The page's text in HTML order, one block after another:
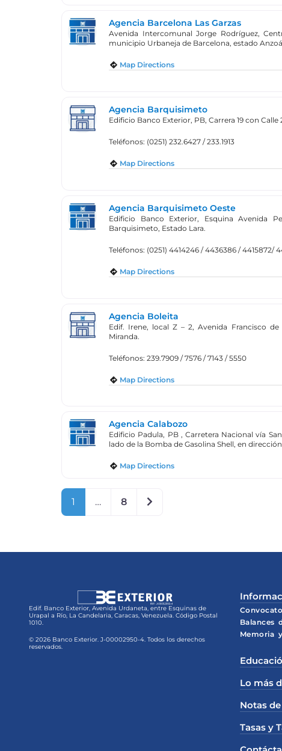
Agencia Barcelona Las Garzas
Avenida Intercomunal Jorge Rodríguez,
municipio Urbaneja de Barcelona, estado
Map Directions
Agencia Barquisimeto
Edificio Banco Exterior, PB, Carrera 19 con
Teléfonos: (0251) 232.6427 / 233.1913
Map Directions
Agencia Barquisimeto Oeste
Edificio Banco Exterior, Esquina Avenida
Barquisimeto, Estado Lara.
Teléfonos: (0251) 4414246 / 4436386 / 4415872/
Map Directions
Agencia Boleita
Edif. Irene, local Z – 2, Avenida Francisco
Miranda.
Teléfonos: 239.7909 / 7576 / 7143 / 5550
Map Directions
Agencia Calabozo
Edificio Padula, PB , Carretera Nacional vía
lado de la Bomba de Gasolina Shell, en
Map Directions
1 … 8 Older posts
Edif. Banco Exterior, Avenida Urdaneta, entre Esquinas de
Urapal a Río, La Candelaria, Caracas, Venezuela. Código Postal
1010.
© 2026 Banco Exterior. J-00002950-4. Todos los derechos
reservados.
Balances
Memoria
Lo más
Notas
Tasas y